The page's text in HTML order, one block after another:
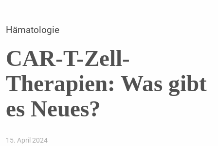
Hämatologie
CAR-T-Zell-
Therapien: Was gibt
es Neues?
15. April 2024